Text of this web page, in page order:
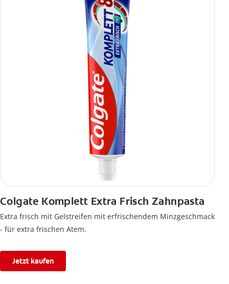
Colgate Komplett Extra Frisch Zahnpasta
Extra frisch mit Gelstreifen mit erfrischendem Minzgeschmack
- für extra frischen Atem.
Jetzt kaufen